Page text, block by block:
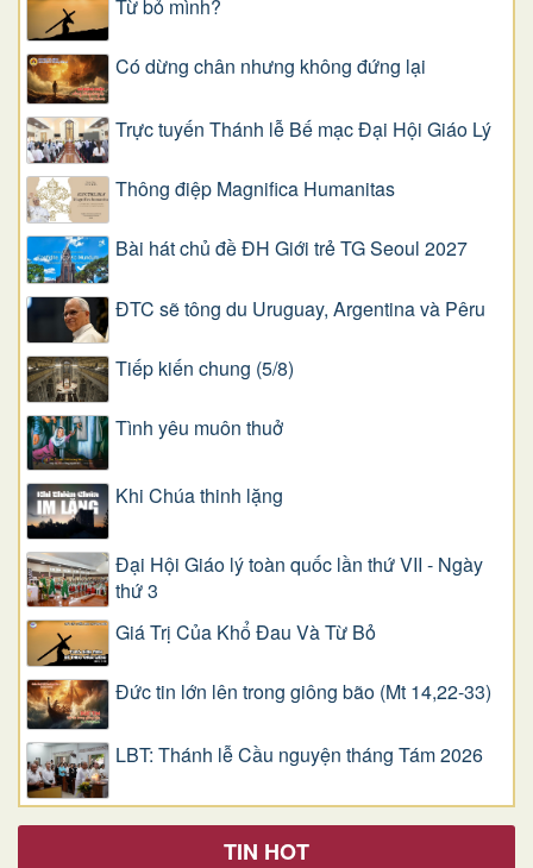
Từ bỏ mình?
Có dừng chân nhưng không đứng lại
Trực tuyến Thánh lễ Bế mạc Đại Hội Giáo Lý
Thông điệp Magnifica Humanitas
Bài hát chủ đề ĐH Giới trẻ TG Seoul 2027
ĐTC sẽ tông du Uruguay, Argentina và Pêru
Tiếp kiến chung (5/8)
Tình yêu muôn thuở
Khi Chúa thinh lặng
Đại Hội Giáo lý toàn quốc lần thứ VII - Ngày
thứ 3
Giá Trị Của Khổ Ðau Và Từ Bỏ
Đức tin lớn lên trong giông bão (Mt 14,22-33)
LBT: Thánh lễ Cầu nguyện tháng Tám 2026
TIN HOT